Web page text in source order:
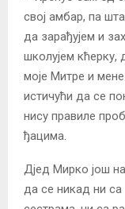
свој амбар, па
да зарађујем и
школујем
моје Митре и
истичући да се
нису правиле
ђацима.
Дјед Мирко још
да се никад ни са